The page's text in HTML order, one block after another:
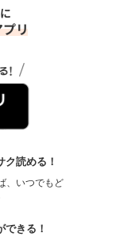
読める！
、いつでもど
きる！